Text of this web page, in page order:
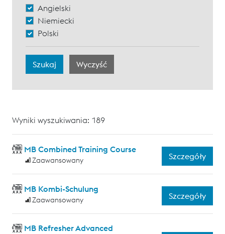
Angielski
Niemiecki
Polski
Wyniki wyszukiwania: 189
MB Combined Training Course
Zaawansowany Szczegóły
MB Kombi-Schulung
Zaawansowany Szczegóły
MB Refresher Advanced